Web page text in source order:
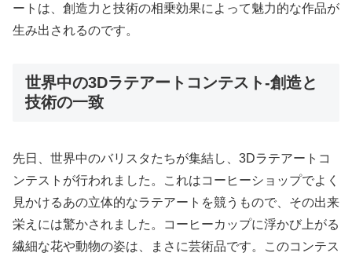
ートは、創造力と技術の相乗効果によって魅力的な作品が
生み出されるのです。
世界中の3Dラテアートコンテスト-創造と
技術の一致
先日、世界中のバリスタたちが集結し、3Dラテアートコ
ンテストが行われました。これはコーヒーショップでよく
見かけるあの立体的なラテアートを競うもので、その出来
栄えには驚かされました。コーヒーカップに浮かび上がる
繊細な花や動物の姿は、まさに芸術品です。このコンテス